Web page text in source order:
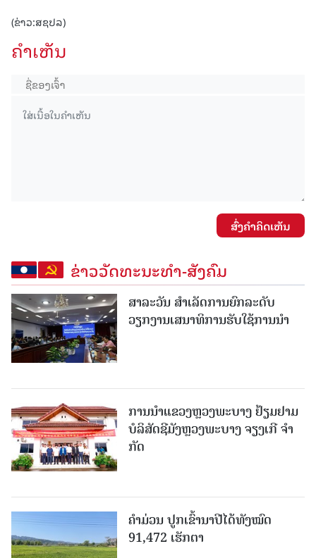
(ຂ່າວ:ສຊປລ)
ຄໍາເຫັນ
ສົ່ງຄໍາຄິດເຫັນ
ຂ່າວວັດທະນະທຳ-ສັງຄົມ
ສາລະວັນ ສໍາເລັດການຍົກລະດັບ
ວຽກງານເສນາທິການຮັບໃຊ້ການນໍາ
ການນຳແຂວງຫຼວງພະບາງ ຢ້ຽມ​ຢາມ
ບໍ​ລິ​ສັດຊີມັງຫຼວງພະບາງ ຈຽງເກີ ຈໍາ
ກັດ
ຄໍາມ່ວນ ປູກເຂົ້ານາປີໄດ້ທັງໝົດ
91,472 ເຮັກຕາ